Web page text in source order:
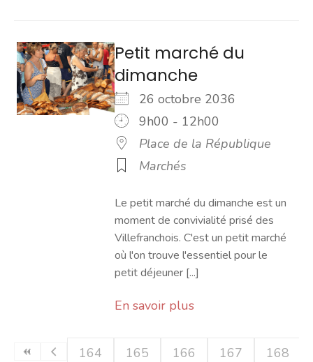
Petit marché du
dimanche
26 octobre 2036
9h00 - 12h00
Place de la République
Marchés
Le petit marché du dimanche est un
moment de convivialité prisé des
Villefranchois. C'est un petit marché
où l'on trouve l'essentiel pour le
petit déjeuner [...]
En savoir plus
164 165 166 167 168